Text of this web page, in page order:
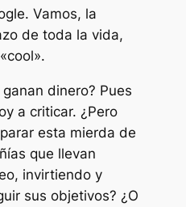
Vamos, la
de toda la vida,
dinero? Pues
a criticar. ¿Pero
esta mierda de
que llevan
invirtiendo y
sus objetivos? ¿O